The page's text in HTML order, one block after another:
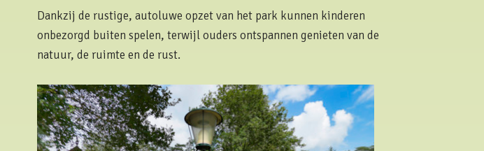
Dankzij de rustige, autoluwe opzet van het park kunnen kinderen
onbezorgd buiten spelen, terwijl ouders ontspannen genieten van de
natuur, de ruimte en de rust.